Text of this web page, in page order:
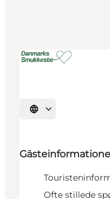
Sprache auswählen
Ofte stillede